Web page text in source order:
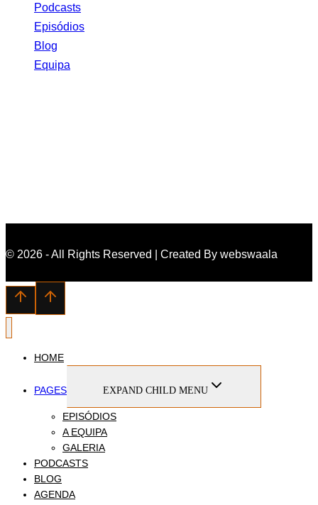
Podcasts
Episódios
Blog
Equipa
© 2026 - All Rights Reserved | Created By webswaala
HOME
PAGES EXPAND CHILD MENU
EPISÓDIOS
A EQUIPA
GALERIA
PODCASTS
BLOG
AGENDA